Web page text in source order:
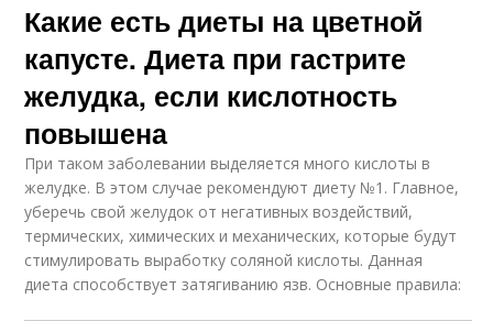
Какие есть диеты на цветной
капусте. Диета при гастрите
желудка, если кислотность
повышена
При таком заболевании выделяется много кислоты в
желудке. В этом случае рекомендуют диету №1. Главное,
уберечь свой желудок от негативных воздействий,
термических, химических и механических, которые будут
стимулировать выработку соляной кислоты. Данная
диета способствует затягиванию язв. Основные правила: